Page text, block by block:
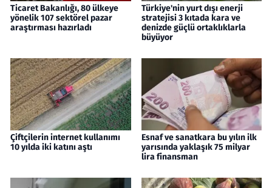
Ticaret Bakanlığı, 80 ülkeye
yönelik 107 sektörel pazar
araştırması hazırladı
Türkiye'nin yurt dışı enerji
stratejisi 3 kıtada kara ve
denizde güçlü ortaklıklarla
büyüyor
Çiftçilerin internet kullanımı
10 yılda iki katını aştı
Esnaf ve sanatkara bu yılın ilk
yarısında yaklaşık 75 milyar
lira finansman